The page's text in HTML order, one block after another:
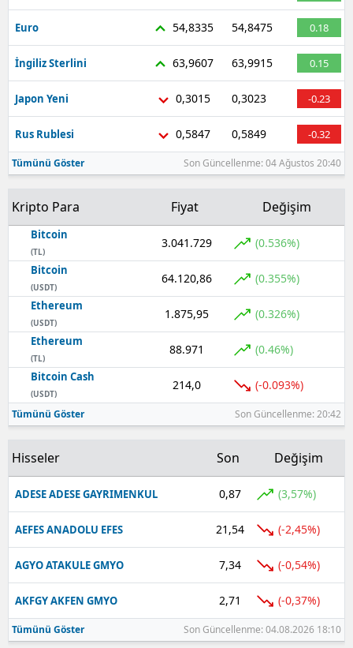
Yozgat
Zonguldak
Aksaray
Karaman
Batman
Bartın
Ardahan
Iğdır
Yalova
Karabük
Osmaniye
Düzce
Euro 54,8335 54,8475 0.18
İngiliz Sterlini 63,9607 63,9915 0.15
Japon Yeni 0,3015 0,3023 -0.23
Rus Rublesi 0,5847 0,5849 -0.32
Tümünü Göster Son Güncellenme: 04 Ağustos 20:40
Kripto Para Fiyat Değişim
Bitcoin
(TL)
3.041.729 (0.536%)
Bitcoin
(USDT)
64.120,86 (0.355%)
Ethereum
(USDT)
1.875,95 (0.326%)
Ethereum
(TL)
88.971 (0.46%)
Bitcoin Cash
(USDT)
214,0 (-0.093%)
Tümünü Göster Son Güncellenme: 20:42
Hisseler Son Değişim
ADESE ADESE GAYRIMENKUL 0,87 (3,57%)
AEFES ANADOLU EFES 21,54 (-2,45%)
AGYO ATAKULE GMYO 7,34 (-0,54%)
AKFGY AKFEN GMYO 2,71 (-0,37%)
Tümünü Göster Son Güncellenme: 04.08.2026 18:10